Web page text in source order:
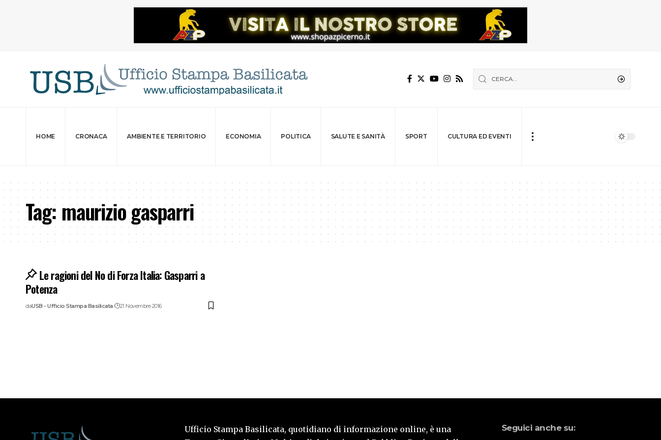
HOME CRONACA AMBIENTE E TERRITORIO ECONOMIA POLITICA SALUTE E SANITÀ SPORT CULTURA ED EVENTI
Tag:maurizio gasparri
Le ragioni del No di Forza Italia: Gasparri a
Potenza
daUSB - Ufficio Stampa Basilicata 21 Novembre 2016
Ufficio Stampa Basilicata, quotidiano di informazione online, è una
Seguici anche su: